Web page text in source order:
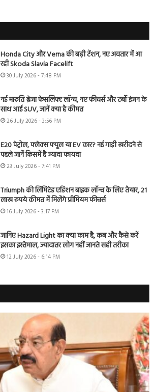
Honda City और Verna की बढ़ी टेंशन, नए अवतार में आ
रही Skoda Slavia Facelift
30 July 2026 - 7:48 PM
नई मारुति ब्रेजा फेसलिफ्ट लॉन्च, नए फीचर्स और टर्बो इंजन के
साथ आई SUV, जानें क्या है कीमत
26 July 2026 - 3:56 PM
E20 पेट्रोल, फ्लेक्स फ्यूल या EV कार? नई गाड़ी खरीदने से
पहले जानें किसमें है ज्यादा फायदा
23 July 2026 - 7:41 PM
Triumph की लिमिटेड एडिशन बाइक लॉन्च के लिए तैयार, 21
लाख रुपये कीमत में मिलेंगे प्रीमियम फीचर्स
16 July 2026 - 3:17 PM
जानिए Hazard Light का क्या काम है, कब और कैसे करें
इसका इस्तेमाल, ज्यादातर लोग नहीं जानते सही तरीका
12 July 2026 - 6:14 PM